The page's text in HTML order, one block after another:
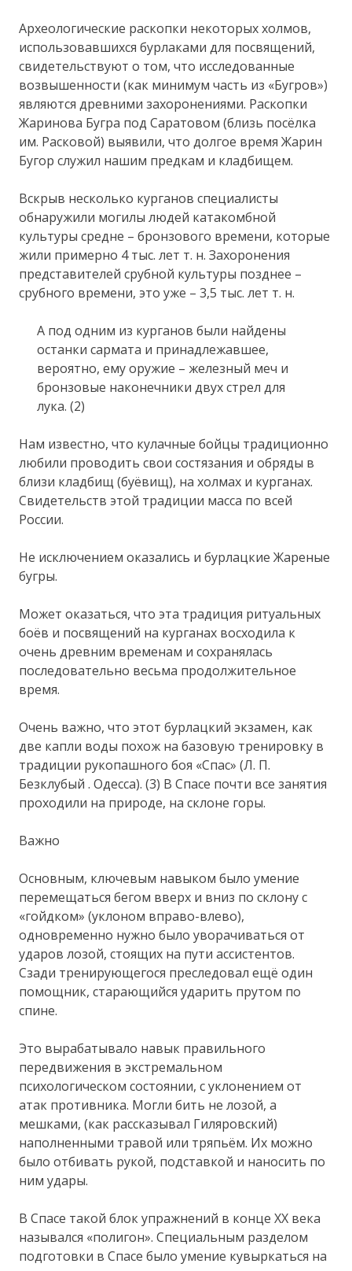
Археологические раскопки некоторых холмов,
использовавшихся бурлаками для посвящений,
свидетельствуют о том, что исследованные
возвышенности (как минимум часть из «Бугров»)
являются древними захоронениями. Раскопки
Жаринова Бугра под Саратовом (близь посёлка
им. Расковой) выявили, что долгое время Жарин
Бугор служил нашим предкам и кладбищем.
Вскрыв несколько курганов специалисты
обнаружили могилы людей катакомбной
культуры средне – бронзового времени, которые
жили примерно 4 тыс. лет т. н. Захоронения
представителей срубной культуры позднее –
срубного времени, это уже – 3,5 тыс. лет т. н.
А под одним из курганов были найдены
останки сармата и принадлежавшее,
вероятно, ему оружие – железный меч и
бронзовые наконечники двух стрел для
лука. (2)
Нам известно, что кулачные бойцы традиционно
любили проводить свои состязания и обряды в
близи кладбищ (буёвищ), на холмах и курганах.
Свидетельств этой традиции масса по всей
России.
Не исключением оказались и бурлацкие Жареные
бугры.
Может оказаться, что эта традиция ритуальных
боёв и посвящений на курганах восходила к
очень древним временам и сохранялась
последовательно весьма продолжительное
время.
Очень важно, что этот бурлацкий экзамен, как
две капли воды похож на базовую тренировку в
традиции рукопашного боя «Спас» (Л. П.
Безклубый . Одесса). (3) В Спасе почти все занятия
проходили на природе, на склоне горы.
Важно
Основным, ключевым навыком было умение
перемещаться бегом вверх и вниз по склону с
«гойдком» (уклоном вправо-влево),
одновременно нужно было уворачиваться от
ударов лозой, стоящих на пути ассистентов.
Сзади тренирующегося преследовал ещё один
помощник, старающийся ударить прутом по
спине.
Это вырабатывало навык правильного
передвижения в экстремальном
психологическом состоянии, с уклонением от
атак противника. Могли бить не лозой, а
мешками, (как рассказывал Гиляровский)
наполненными травой или тряпьём. Их можно
было отбивать рукой, подставкой и наносить по
ним удары.
В Спасе такой блок упражнений в конце ХХ века
назывался «полигон». Специальным разделом
подготовки в Спасе было умение кувыркаться на